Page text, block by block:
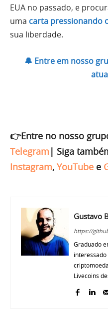
EUA no passado, e
uma carta pressionando
sua liberdade.
🔔 Entre em nosso
👉Entre no nosso
Telegram | Siga
Instagram, YouTube e
Gustavo
https://
Graduado
Livecoins